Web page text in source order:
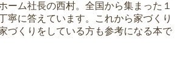
ーム社長の西村。全国から集まった１
寧に答えています。これから家づくり
づくりをしている方も参考になる本で